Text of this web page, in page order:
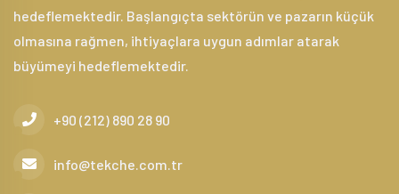
hedeflemektedir. Başlangıçta sektörün ve pazarın küçük
olmasına rağmen, ihtiyaçlara uygun adımlar atarak
büyümeyi hedeflemektedir.
+90 (212) 890 28 90
info@tekche.com.tr